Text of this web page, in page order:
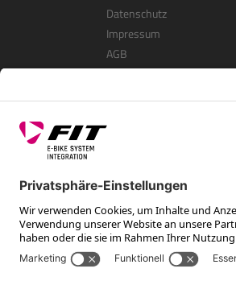
Datenschutz
Impressum
AGB